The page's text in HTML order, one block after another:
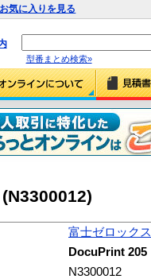
お気に入りを見る
型番まとめ検索»
富士ゼロックス
DocuPrint 205
N3300012